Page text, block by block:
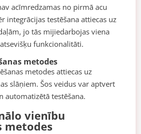
acīmredzamas no pirmā acu
integrācijas testēšana attiecas uz
jo tās mijiedarbojas viena
funkcionalitāti.
metodes
metodes attiecas uz
slāņiem. Šos veidus var aptvert
automatizētā testēšana.
vienību
metodes